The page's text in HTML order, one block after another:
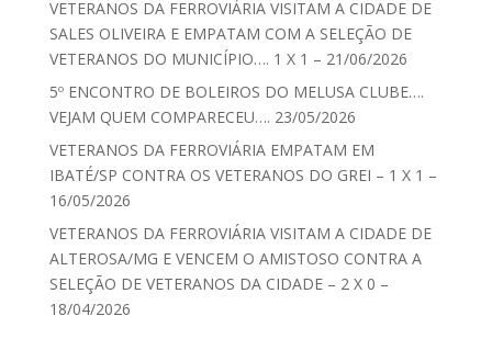
VETERANOS DA FERROVIÁRIA VISITAM A CIDADE DE
SALES OLIVEIRA E EMPATAM COM A SELEÇÃO DE
VETERANOS DO MUNICÍPIO…. 1 X 1 – 21/06/2026
5º ENCONTRO DE BOLEIROS DO MELUSA CLUBE….
VEJAM QUEM COMPARECEU…. 23/05/2026
VETERANOS DA FERROVIÁRIA EMPATAM EM
IBATÉ/SP CONTRA OS VETERANOS DO GREI – 1 X 1 –
16/05/2026
VETERANOS DA FERROVIÁRIA VISITAM A CIDADE DE
ALTEROSA/MG E VENCEM O AMISTOSO CONTRA A
SELEÇÃO DE VETERANOS DA CIDADE – 2 X 0 –
18/04/2026